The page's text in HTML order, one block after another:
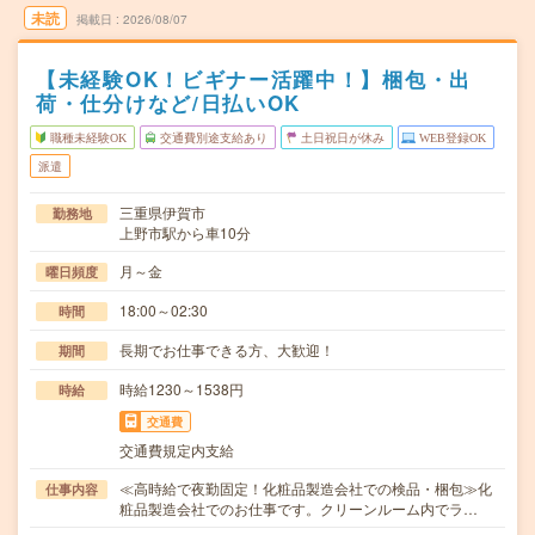
未読 掲載日 2026/08/07
【未経験OK！ビギナー活躍中！】梱包・出
荷・仕分けなど/日払いOK
職種未経験OK 交通費別途支給あり 土日祝日が休み WEB登録OK
派遣
勤務地
三重県伊賀市
上野市駅から車10分
曜日頻度 月～金
時間 18:00～02:30
期間 長期でお仕事できる方、大歓迎！
時給 時給1230～1538円
交通費
交通費規定内支給
仕事内容
≪高時給で夜勤固定！化粧品製造会社での検品・梱包≫化
粧品製造会社でのお仕事です。クリーンルーム内でラ…